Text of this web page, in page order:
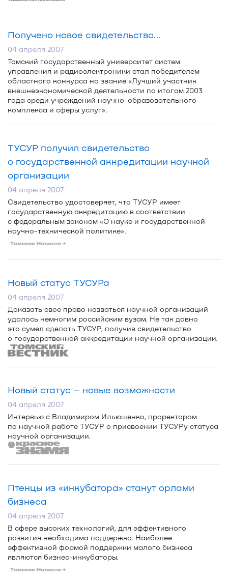
Получено новое свидетельство…
04 апреля 2007
Томский государственный университет систем
управления и радиоэлектроники стал победителем
областного конкурса на звание «Лучший участник
внешнеэкономической деятельности по итогам 2003
года среди учреждений научно-образовательного
комплекса и сферы услуг».
ТУСУР получил свидетельство
о государственной аккредитации научной
организации
04 апреля 2007
Свидетельство удостоверяет, что ТУСУР имеет
государственную аккредитацию в соответствии
с федеральным законом «О науке и государственной
научно-технической политике».
Новый статус ТУСУРа
04 апреля 2007
Доказать свое право назваться научной организаций
удалось немногим российским вузам. Не так давно
это сумел сделать ТУСУР, получив свидетельство
о государственной аккредитации научной организации.
Новый статус – новые возможности
04 апреля 2007
Интервью с Владимиром Ильюшенко, проректором
по научной работе ТУСУР о присвоении ТУСУРу статуса
научной организации.
Птенцы из «инкубатора» станут орлами
бизнеса
04 апреля 2007
В сфере высоких технологий, для эффективного
развития необходима поддержка. Наиболее
эффективной формой поддержки малого бизнеса
являются бизнес-инкубаторы.